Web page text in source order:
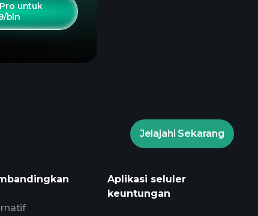
untuk
bln
Jelajahi Sekarang
Aplikasi seluler
keuntungan